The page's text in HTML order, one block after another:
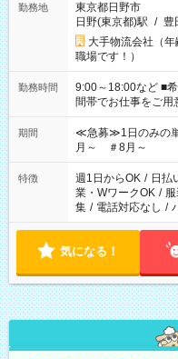
勤務地
東京都日野市
日野(東京都)駅 / 豊
大手物流会社（
職場です！）
勤務時間
9:00～18:00など ■希望の時
間帯でお仕事をご
17:00～22:00 13:00
期間
≪急募≫1日のみの
月～ ＃8月～
特徴 週1日からOK / 日払
業・WワークOK /
集 / 電話対応なし /
気になる！